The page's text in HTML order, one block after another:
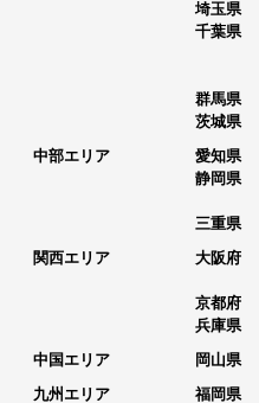
埼玉県
千葉県
群馬県
茨城県
中部エリア
愛知県
静岡県
三重県
関西エリア
大阪府
京都府
兵庫県
中国エリア
岡山県
九州エリア
福岡県